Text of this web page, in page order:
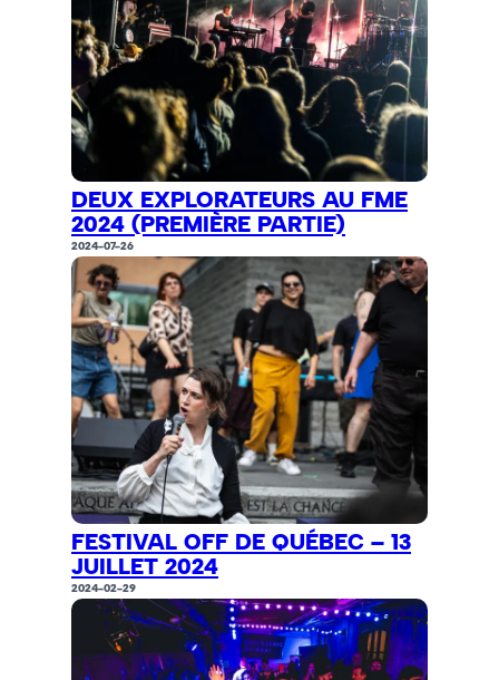
DEUX EXPLORATEURS AU FME
2024 (PREMIÈRE PARTIE)
2024-07-26
FESTIVAL OFF DE QUÉBEC – 13
JUILLET 2024
2024-02-29